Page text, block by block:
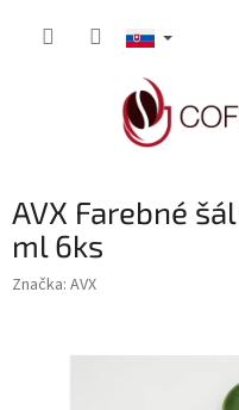
AVX Farebné
ml 6ks
Značka: AVX